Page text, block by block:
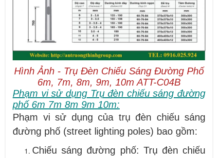
Hình Ảnh - Trụ Đèn Chiếu Sáng Đường Phố
6m, 7m, 8m, 9m, 10m ATT-C04B
Phạm vi sử dụng Trụ đèn chiếu sáng đường
phố 6m 7m 8m 9m 10m:
Phạm vi sử dụng của trụ đèn chiếu sáng
đường phố (street lighting poles) bao gồm:
Chiếu sáng đường phố: Trụ đèn chiếu